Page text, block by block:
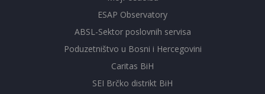
ESAP Observatory
ABSL-Sektor poslovnih servisa
Poduzetništvo u Bosni i Hercegovini
Caritas BiH
SEI Brčko distrikt BiH